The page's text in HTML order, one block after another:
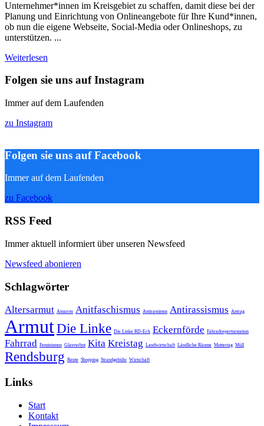
Unternehmer*innen im Kreisgebiet zu schaffen, damit diese bei der
Planung und Einrichtung von Onlineangebote für Ihre Kund*innen,
ob nun die eigene Webseite, Social-Media oder Onlineshops, zu
unterstützen. ...
Weiterlesen
Folgen sie uns auf Instagram
Immer auf dem Laufenden
zu Instagram
Folgen sie uns auf Facebook
Immer auf dem Laufenden
zu Facebook
RSS Feed
Immer aktuell informiert über unseren Newsfeed
Newsfeed abonieren
Schlagwörter
Altersarmut Amazon Anitfaschismus Antirassimus Antirassismus Antrag
ArmutDie Linke Die Linke RD-Eck Eckernförde Fahradreperturstation
Fahrrad Feminismus Glasverbot Kita Kreistag Landwirtschaft Ländliche Räume Muttertag Müll
Rendsburg Rente Shopping Strandgebühr Wirtschaft
Links
Start
Kontakt